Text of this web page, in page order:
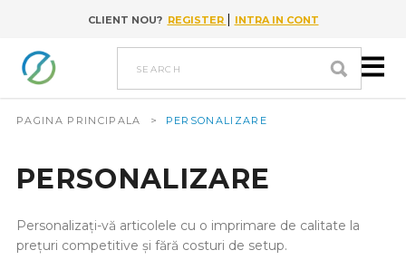
Go to content
CLIENT NOU? REGISTER | INTRA IN CONT
search
PAGINA PRINCIPALA > PERSONALIZARE
PERSONALIZARE
Personalizați-vă articolele cu o imprimare de calitate la
prețuri competitive și fără costuri de setup.